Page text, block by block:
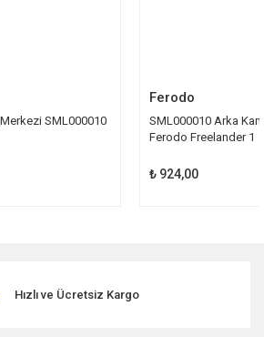
SML000010
Ferodo
SML000010 Arka
Ferodo Freelander 1
₺ 924,00
Hızlı ve Ücretsiz Kargo